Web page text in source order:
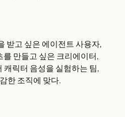
받고 싶은 에이전트 사용자,
만들고 싶은 크리에이터,
캐릭터 음성을 실험하는 팀,
한 조직에 맞다.